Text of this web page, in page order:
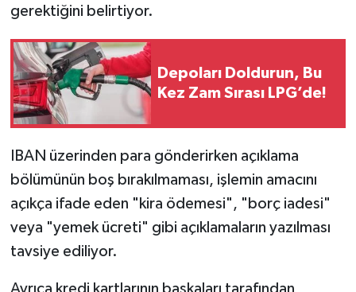
gerektiğini belirtiyor.
Depoları Doldurun, Bu
Kez Zam Sırası LPG’de!
IBAN üzerinden para gönderirken açıklama
bölümünün boş bırakılmaması, işlemin amacını
açıkça ifade eden "kira ödemesi", "borç iadesi"
veya "yemek ücreti" gibi açıklamaların yazılması
tavsiye ediliyor.
Ayrıca kredi kartlarının başkaları tarafından